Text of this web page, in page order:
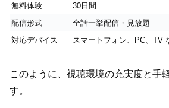
無料体験
30日間
配信形式
全話一挙配信・見放題
対応デバイス
スマートフォン、PC、TV
このように、視聴環境の充実度と手
す。